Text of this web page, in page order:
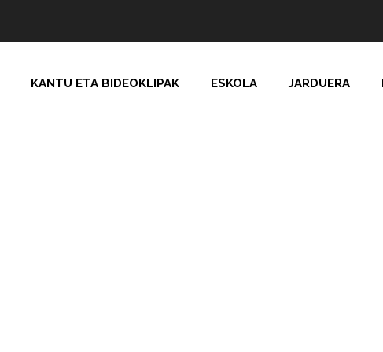
KANTU ETA BIDEOKLIPAK ESKOLA JARDUERA